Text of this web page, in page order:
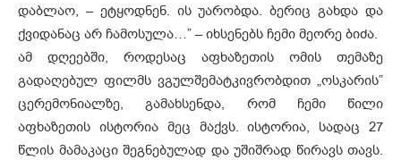
დაბლაო, – ეტყოდნენ. ის უარობდა. ბერიც გახდა და
ქვიდანაც არ ჩამოსულა…” – იხსენებს ჩემი მეორე ბიძა.
ამ დღეებში, როდესაც აფხაზეთის ომის თემაზე
გადაღებულ ფილმს ვგულშემატკივრობდით „ოსკარის”
ცერემონიალზე, გამახსენდა, რომ ჩემი წილი
აფხაზეთის ისტორია მეც მაქვს. ისტორია, სადაც 27
წლის მამაკაცი შეგნებულად და უშიშრად წირავს თავს.